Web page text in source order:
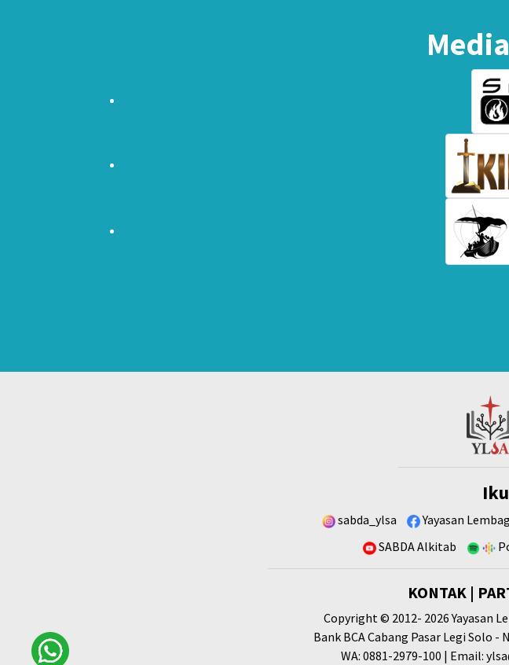
sabda_ylsa Yayasan
SABDA Alkitab
KONTAK|
Copyright© 2012- 2026Yayasan
Bank BCA Cabang Pasar Legi Solo -
WA: 0881-2979-100 | Email: